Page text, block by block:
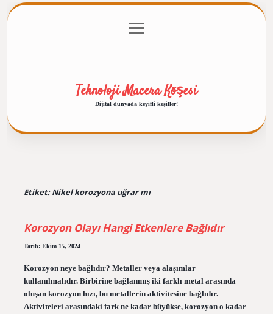
Gizlilik Politikası
menüyü
aç
Teknoloji Macera Köşesi
Dijital dünyada keyifli keşifler!
Etiket:Nikel korozyona uğrar mı
Korozyon Olayı Hangi Etkenlere Bağlıdır
Tarih: Ekim 15, 2024
Korozyon neye bağlıdır? Metaller veya alaşımlar
kullanılmalıdır. Birbirine bağlanmış iki farklı metal arasında
oluşan korozyon hızı, bu metallerin aktivitesine bağlıdır.
Aktiviteleri arasındaki fark ne kadar büyükse, korozyon o kadar